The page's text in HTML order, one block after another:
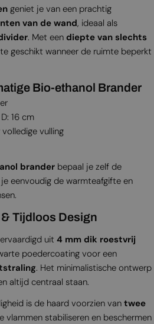
geniet je van een prachtig
van de wand, ideaal als
. Met een diepte van slechts
geschikt wanneer de ruimte beperkt
Bio-ethanol Brander
16 cm
vulling
branderbepaal je zelf de
eenvoudig de warmteafgifte en
Tijdloos Design
uit 4 mm dik roestvrij
poedercoating voor een
. Het minimalistische ontwerp
altijd centraal staan.
is de haard voorzien van twee
vlammen stabiliseren en beschermen